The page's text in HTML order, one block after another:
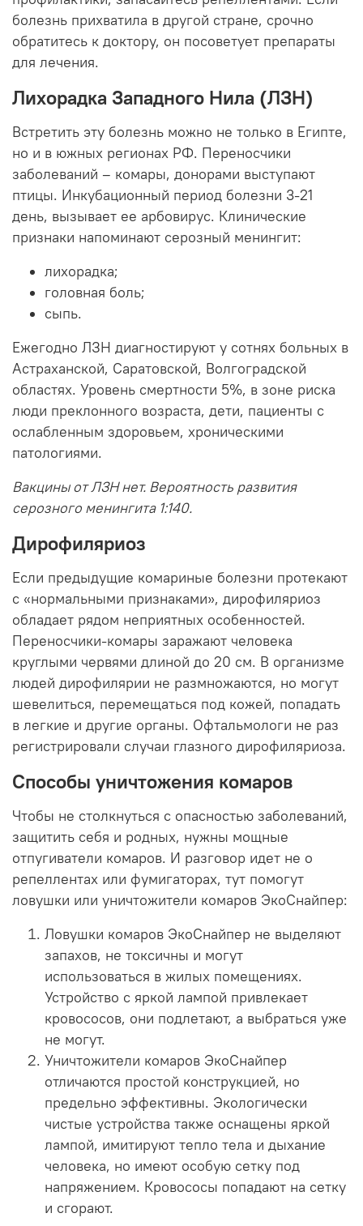
болезнь прихватила в другой стране, срочно
обратитесь к доктору, он посоветует препараты
для лечения.
Лихорадка Западного Нила (ЛЗН)
Встретить эту болезнь можно не только в Египте,
но и в южных регионах РФ. Переносчики
заболеваний – комары, донорами выступают
птицы. Инкубационный период болезни 3-21
день, вызывает ее арбовирус. Клинические
признаки напоминают серозный менингит:
лихорадка;
головная боль;
сыпь.
Ежегодно ЛЗН диагностируют у сотнях больных в
Астраханской, Саратовской, Волгоградской
областях. Уровень смертности 5%, в зоне риска
люди преклонного возраста, дети, пациенты с
ослабленным здоровьем, хроническими
патологиями.
Вакцины от ЛЗН нет. Вероятность развития
серозного менингита 1:140.
Дирофиляриоз
Если предыдущие комариные болезни протекают
с «нормальными признаками», дирофиляриоз
обладает рядом неприятных особенностей.
Переносчики-комары заражают человека
круглыми червями длиной до 20 см. В организме
людей дирофилярии не размножаются, но могут
шевелиться, перемещаться под кожей, попадать
в легкие и другие органы. Офтальмологи не раз
регистрировали случаи глазного дирофиляриоза.
Способы уничтожения комаров
Чтобы не столкнуться с опасностью заболеваний,
защитить себя и родных, нужны мощные
отпугиватели комаров. И разговор идет не о
репеллентах или фумигаторах, тут помогут
ловушки или уничтожители комаров ЭкоСнайпер:
Ловушки комаров ЭкоСнайпер не выделяют
запахов, не токсичны и могут
использоваться в жилых помещениях.
Устройство с яркой лампой привлекает
кровососов, они подлетают, а выбраться уже
не могут.
Уничтожители комаров ЭкоСнайпер
отличаются простой конструкцией, но
предельно эффективны. Экологически
чистые устройства также оснащены яркой
лампой, имитируют тепло тела и дыхание
человека, но имеют особую сетку под
напряжением. Кровососы попадают на сетку
и сгорают.